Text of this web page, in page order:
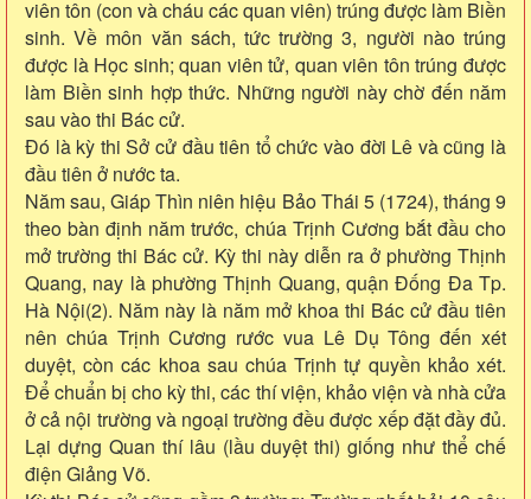
viên tôn (con và cháu các quan viên) trúng được làm Biền
sinh. Về môn văn sách, tức trường 3, người nào trúng
được là Học sinh; quan viên tử, quan viên tôn trúng được
làm Biền sinh hợp thức. Những người này chờ đến năm
sau vào thi Bác cử.
Đó là kỳ thi Sở cử đầu tiên tổ chức vào đời Lê và cũng là
đầu tiên ở nước ta.
Năm sau, Giáp Thìn niên hiệu Bảo Thái 5 (1724), tháng 9
theo bàn định năm trước, chúa Trịnh Cương bắt đầu cho
mở trường thi Bác cử. Kỳ thi này diễn ra ở phường Thịnh
Quang, nay là phường Thịnh Quang, quận Đống Đa Tp.
Hà Nội(2). Năm này là năm mở khoa thi Bác cử đầu tiên
nên chúa Trịnh Cương rước vua Lê Dụ Tông đến xét
duyệt, còn các khoa sau chúa Trịnh tự quyền khảo xét.
Để chuẩn bị cho kỳ thi, các thí viện, khảo viện và nhà cửa
ở cả nội trường và ngoại trường đều được xếp đặt đầy đủ.
Lại dựng Quan thí lâu (lầu duyệt thi) giống như thể chế
điện Giảng Võ.